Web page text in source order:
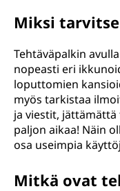
Miksi
Tehtäväpalkin
nopeasti eri
loputtomien
myös tarkistaa
ja viestit, jättämättä
paljon aikaa! Näin
osa useimpia
Mitkä ovat